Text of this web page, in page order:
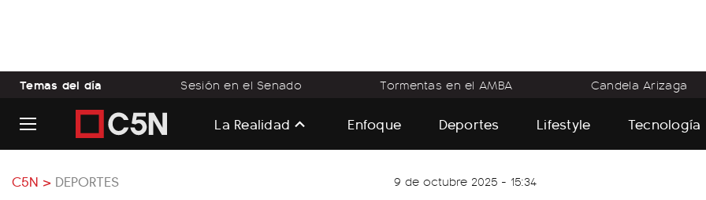
Temas del día Sesión en el Senado Tormentas en el AMBA Candela Arizaga
La Realidad Enfoque Deportes Lifestyle Tecnología
C5N > DEPORTES 9 de octubre 2025 - 15:34